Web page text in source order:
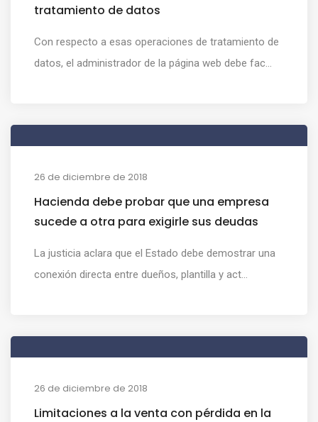
tratamiento de datos
Con respecto a esas operaciones de tratamiento de
datos, el administrador de la página web debe fac...
26 de diciembre de 2018
Hacienda debe probar que una empresa
sucede a otra para exigirle sus deudas
La justicia aclara que el Estado debe demostrar una
conexión directa entre dueños, plantilla y act...
26 de diciembre de 2018
Limitaciones a la venta con pérdida en la